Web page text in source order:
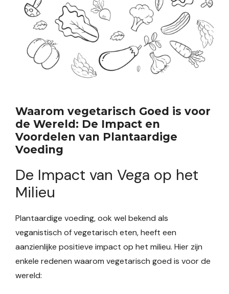
Waarom vegetarisch Goed is voor
de Wereld: De Impact en
Voordelen van Plantaardige
Voeding
De Impact van Vega op het
Milieu
Plantaardige voeding, ook wel bekend als
veganistisch of vegetarisch eten, heeft een
aanzienlijke positieve impact op het milieu. Hier zijn
enkele redenen waarom vegetarisch goed is voor de
wereld: